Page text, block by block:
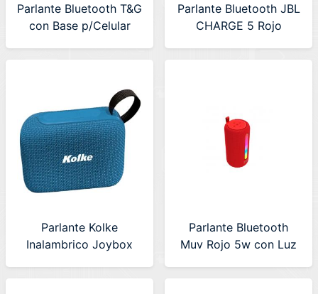
Parlante Bluetooth T&G
con Base p/Celular
Parlante Bluetooth JBL
CHARGE 5 Rojo
Parlante Kolke
Inalambrico Joybox
Parlante Bluetooth
Muv Rojo 5w con Luz